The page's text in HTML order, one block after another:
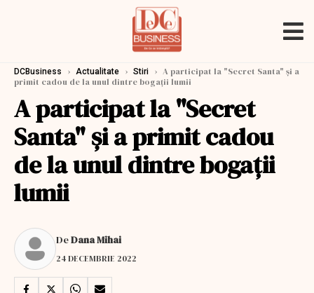
DCBusiness › Actualitate › Stiri › A participat la "Secret Santa" și a
primit cadou de la unul dintre bogații lumii
A participat la "Secret
Santa" și a primit cadou
de la unul dintre bogații
lumii
DeDana Mihai
24 DECEMBRIE 2022